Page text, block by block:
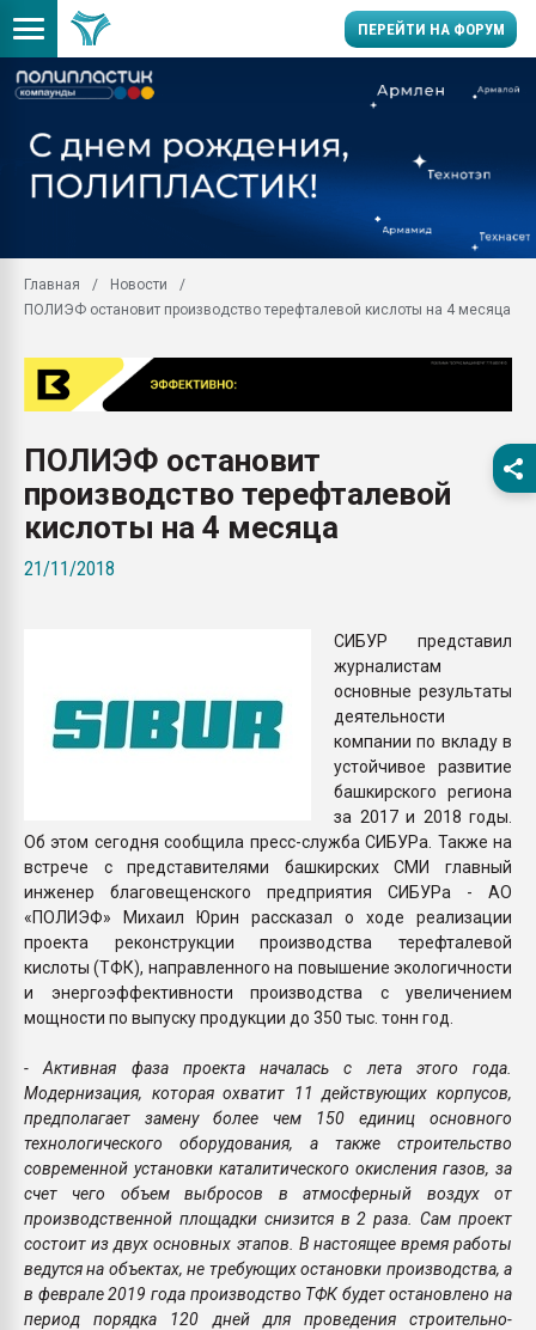
ПЕРЕЙТИ НА ФОРУМ
заводу пластмасс"
28.07.2026
28.07.2026
ПЕРЕЙТИ НА
Главная
Новости
ПОЛИЭФ остановит производство терефталевой кислоты на 4 месяца
ПОЛИЭФ остановит
производство терефталевой
кислоты на 4 месяца
21/11/2018
СИБУР представил
журналистам
основные результаты
деятельности
компании по вкладу в
устойчивое развитие
башкирского региона
за 2017 и 2018 годы.
Об этом сегодня сообщила пресс-служба СИБУРа. Также на
встрече с представителями башкирских СМИ главный
инженер благовещенского предприятия СИБУРа - АО
«ПОЛИЭФ» Михаил Юрин рассказал о ходе реализации
проекта реконструкции производства терефталевой
кислоты (ТФК), направленного на повышение экологичности
и энергоэффективности производства с увеличением
мощности по выпуску продукции до 350 тыс. тонн год.
- Активная фаза проекта началась с лета этого года.
Модернизация, которая охватит 11 действующих корпусов,
предполагает замену более чем 150 единиц основного
технологического оборудования, а также строительство
современной установки каталитического окисления газов, за
счет чего объем выбросов в атмосферный воздух от
производственной площадки снизится в 2 раза. Сам проект
состоит из двух основных этапов. В настоящее время работы
ведутся на объектах, не требующих остановки производства, а
в феврале 2019 года производство ТФК будет остановлено на
период порядка 120 дней для проведения строительно-